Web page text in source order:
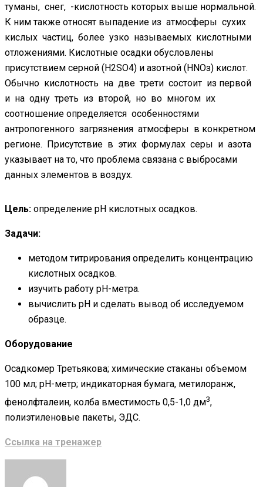
туманы, снег, -кислотность которых выше нормальной.
К ним также относят выпадение из атмосферы сухих
кислых частиц, более узко называемых кислотными
отложениями. Кислотные осадки обусловлены
присутствием серной (Н2SО4) и азотной (НNОз) кислот.
Обычно кислотность на две трети состоит из первой
и на одну треть из второй, но во многом их
соотношение определяется особенностями
антропогенного загрязнения атмосферы в конкретном
регионе. Присутствие в этих формулах серы и азота
указывает на то, что проблема связана с выбросами
данных элементов в воздух.
Цель: определение рН кислотных осадков.
Задачи:
методом титрирования определить концентрацию
кислотных осадков.
изучить работу рН-метра.
вычислить рН и сделать вывод об исследуемом
образце.
Оборудование
Осадкомер Третьякова; химические стаканы объемом
100 мл; рН-метр; индикаторная бумага, метилоранж,
фенолфталеин, колба вместимость 0,5-1,0 дм3,
полиэтиленовые пакеты, ЭДС.
Ссылка на тренажер